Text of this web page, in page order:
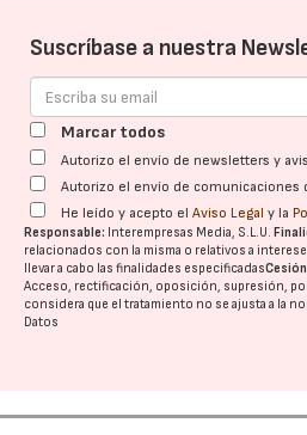
Suscríbase a nuestra
Marcar todos
Autorizo el envío de newsletters y
Autorizo el envío de
He leído y acepto elAviso Legal y la
Responsable: Interempresas Media, S.L.U.
relacionados con la misma o relativos a
llevar a cabo las finalidades especificadas
Acceso, rectificación, oposición, supresión,
considera que el tratamiento no se ajusta a la
Datos